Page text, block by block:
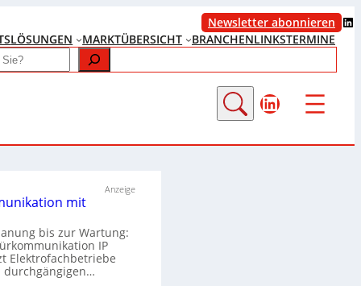
Newsletter abonnieren LinkedIn
LÖSUNGEN MARKTÜBERSICHT BRANCHENLINKSTERMINE
LinkedIn
Anzeige
mit
bis zur Wartung:
IP
Elektrofachbetriebe
durchgängigen…